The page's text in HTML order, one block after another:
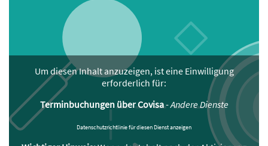
Um diesen Inhalt anzuzeigen, ist eine Einwilligung
erforderlich für:
Terminbuchungen über Covisa-Andere Dienste
Datenschutzrichtlinie für diesen Dienst anzeigen